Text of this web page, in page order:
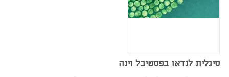
סיגלית לנדאו בפסטיבל וינה